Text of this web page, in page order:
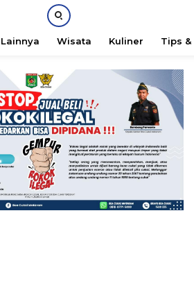
Lainnya Wisata Kuliner Tips &